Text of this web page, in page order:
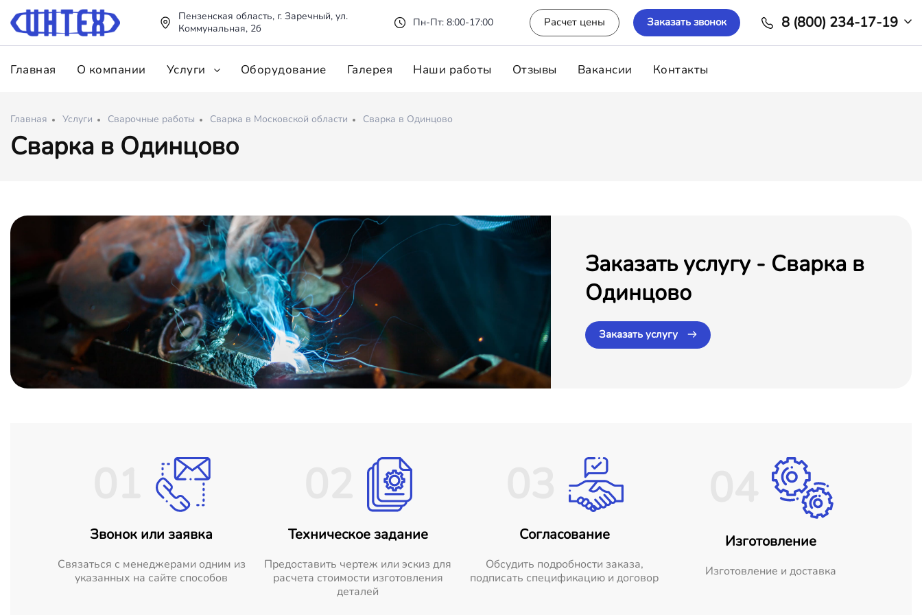
Пензенская область, г. Заречный, ул.
Коммунальная, 2б
Пн-Пт: 8:00-17:00 Расчет цены Заказать звонок 8 (800) 234-17-19
Главная О компании Услуги Оборудование Галерея Наши работы Отзывы Вакансии Контакты
Главная Услуги Сварочные работы Сварка в Московской области Сварка в Одинцово
Сварка в Одинцово
Заказать услугу - Сварка в
Одинцово
Заказать услугу
Звонок или заявка
Cвязаться с менеджерами одним из
указанных на сайте способов
Техническое задание
Предоставить чертеж или эскиз для
расчета стоимости изготовления
деталей
Согласование
Обсудить подробности заказа,
подписать спецификацию и договор
Изготовление
Изготовление и доставка